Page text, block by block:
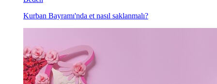
Kurban Bayramı'nda et nasıl saklanmalı?